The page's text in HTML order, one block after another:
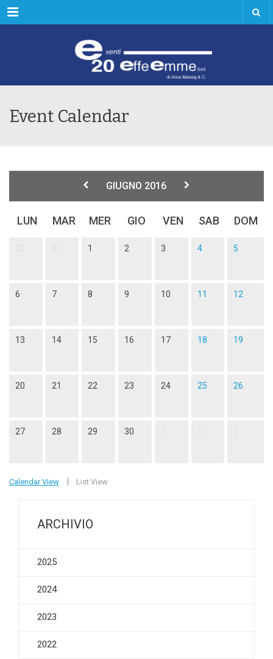
Menu
Event Calendar
GIUGNO 2016
LUN MAR MER GIO VEN SAB DOM
1 2 3 4 5
6 7 8 9 10 11 12
13 14 15 16 17 18 19
20 21 22 23 24 25 26
27 28 29 30
Calendar View | List View
ARCHIVIO
2025
2024
2023
2022